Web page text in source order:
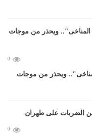
0
ويحذر من موجات
0